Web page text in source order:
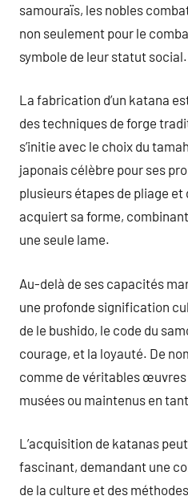
samouraïs, les nobles
non seulement pour le
symbole de leur statut social.
La fabrication d’un katana
des techniques de forge
s’initie avec le choix du
japonais célèbre pour ses
plusieurs étapes de pliage
acquiert sa forme,
une seule lame.
Au-delà de ses capacités
une profonde signification
de le bushido, le code du
courage, et la loyauté. De
comme de véritables œuvres
musées ou maintenus en
L’acquisition de katanas
fascinant, demandant une
de la culture et des